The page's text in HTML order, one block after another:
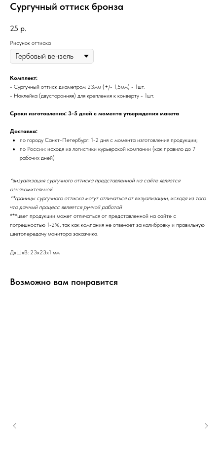
Сургучный оттиск бронза
25 р.
Рисунок оттиска
Комплект:
- Сургучный оттиск диаметром 23мм (+/- 1,5мм) - 1шт.
- Наклейка (двусторонняя) для крепления к конверту - 1шт.
Сроки изготовления: 3-5 дней с момента утверждения макета
Доставка:
по городу Санкт-Петербург: 1-2 дня с момента изготовления продукции;
по России: исходя из логистики курьерской компании (как правило до 7
рабочих дней)
*визуализация сургучного оттиска представленной на сайте является
ознакомительной
**границы сургучного оттиска могут отличаться от визуализации, исходя из того
что данный процесс является ручной работой
***цвет продукции может отличаться от представленной на сайте с
погрешностью 1-2%, так как компания не отвечает за калибровку и правильную
цветопередачу монитора заказчика.
ДxШxВ: 23x23x1 мм
Возможно вам понравится